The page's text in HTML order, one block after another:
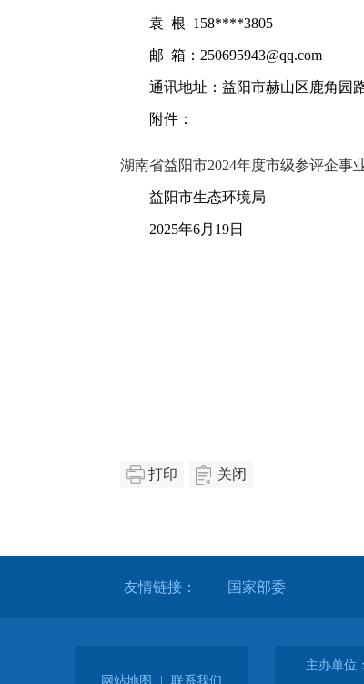
袁 根 158****3805
邮 箱：250695943@qq.com
通讯地址：益阳市赫山区鹿角园路
附件：
湖南省益阳市2024年度市级参评企事
益阳市生态环境局
2025年6月19日
打印 关闭
友情链接：
网站地图 联系我们
主办单位